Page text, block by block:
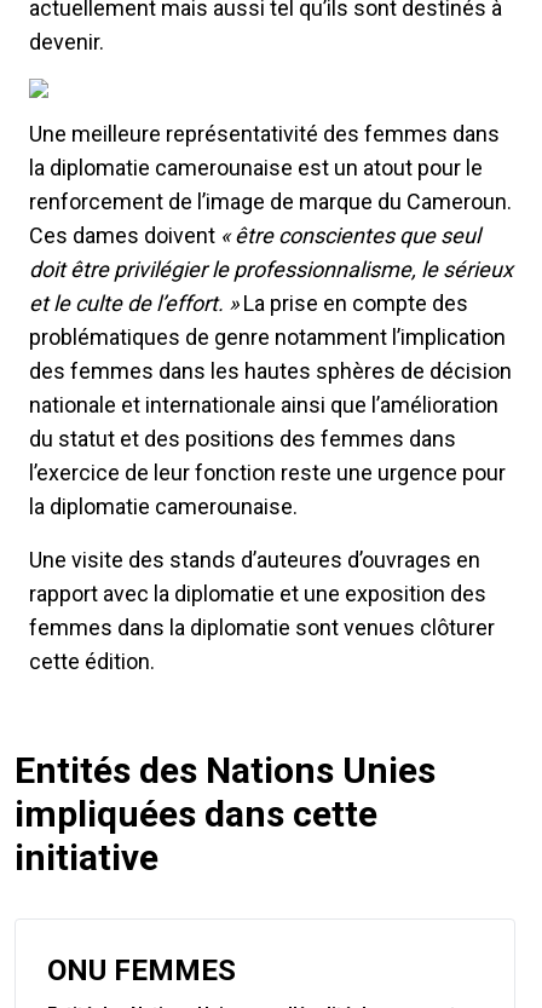
actuellement mais aussi tel qu’ils sont destinés à
devenir.
Une meilleure représentativité des femmes dans
la diplomatie camerounaise est un atout pour le
renforcement de l’image de marque du Cameroun.
Ces dames doivent « être conscientes que seul
doit être privilégier le professionnalisme, le sérieux
et le culte de l’effort. »La prise en compte des
problématiques de genre notamment l’implication
des femmes dans les hautes sphères de décision
nationale et internationale ainsi que l’amélioration
du statut et des positions des femmes dans
l’exercice de leur fonction reste une urgence pour
la diplomatie camerounaise.
Une visite des stands d’auteures d’ouvrages en
rapport avec la diplomatie et une exposition des
femmes dans la diplomatie sont venues clôturer
cette édition.
Entités des Nations Unies
impliquées dans cette
initiative
ONU FEMMES